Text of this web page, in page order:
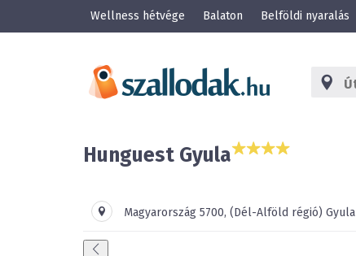
Wellness hétvége Balaton Belföldi nyaralás
Hunguest Gyula
Magyarország 5700, (Dél-Alföld régió) Gyula